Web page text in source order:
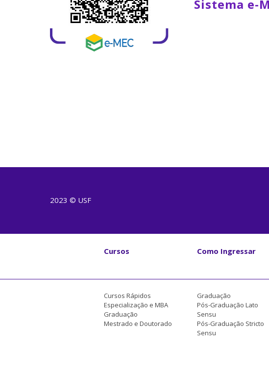
Sistema e-
2023 © USF
Cursos Como Ingressar
Cursos Rápidos
Especialização e MBA
Graduação
Mestrado e Doutorado
Graduação
Pós-Graduação Lato
Sensu
Pós-Graduação Stricto
Sensu